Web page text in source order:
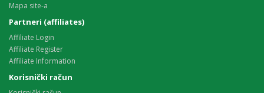
Mapa site-a
Partneri (affiliates)
Affiliate Login
Affiliate Register
Affiliate Information
Korisnički račun